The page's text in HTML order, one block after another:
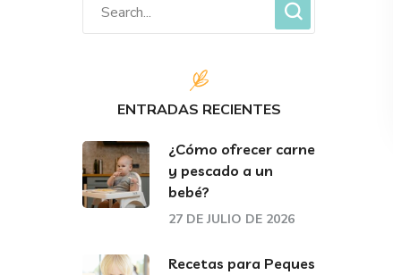
ENTRADAS RECIENTES
¿Cómo ofrecer carne
y pescado a un
bebé?
27 DE JULIO DE 2026
Recetas para Peques